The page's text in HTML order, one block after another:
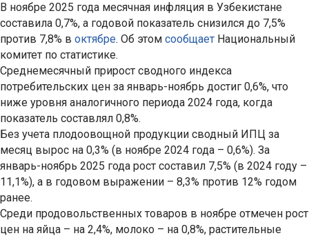
В ноябре 2025 года месячная инфляция в Узбекистане
составила 0,7%, а годовой показатель снизился до 7,5%
против 7,8% в октябре. Об этом сообщает Национальный
комитет по статистике.
Среднемесячный прирост сводного индекса
потребительских цен за январь-ноябрь достиг 0,6%, что
ниже уровня аналогичного периода 2024 года, когда
показатель составлял 0,8%.
Без учета плодоовощной продукции сводный ИПЦ за
месяц вырос на 0,3% (в ноябре 2024 года – 0,6%). За
январь-ноябрь 2025 года рост составил 7,5% (в 2024 году –
11,1%), а в годовом выражении – 8,3% против 12% годом
ранее.
Среди продовольственных товаров в ноябре отмечен рост
цен на яйца – на 2,4%, молоко – на 0,8%, растительные